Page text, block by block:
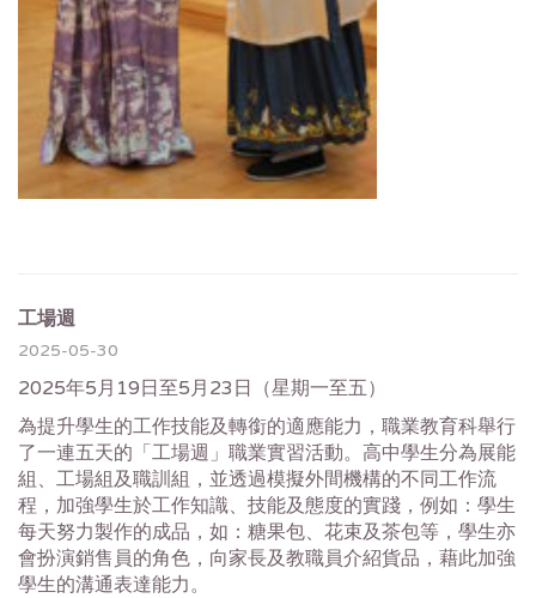
工場週
2025-05-30
2025年5月19日至5月23日（星期一至五）
為提升學生的工作技能及轉銜的適應能力，職業教育科舉行
了一連五天的「工場週」職業實習活動。高中學生分為展能
組、工場組及職訓組，並透過模擬外間機構的不同工作流
程，加強學生於工作知識、技能及態度的實踐，例如：學生
每天努力製作的成品，如：糖果包、花束及茶包等，學生亦
會扮演銷售員的角色，向家長及教職員介紹貨品，藉此加強
學生的溝通表達能力。